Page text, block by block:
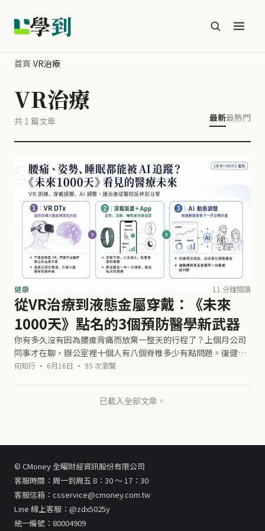
學到
首頁›VR治療
VR治療
共 1 篇文章 最新最熱門
健康 11 分鐘閱讀
從VR治療到液態金屬穿戴：《未來
1000天》點名的3個預防醫學新武器
你有多久沒有因為腰痠背痛而放棄一整天的行程了？上個月公司
同事才在聊，辦公室裡十個人有八個脊椎多少有點問題。復健科
掛號等三週，終於見到醫生，看診五分鐘，拿了一張復健單，回
何知行 · 6月16日 · 95 次瀏覽
已載入全部文章。
© CMoney 全曜財經資訊股份有限公司
客服時間：周一到周五 8：30 ～ 17：30
客服信箱：csservice@cmoney.com.tw
Line 線上客服：@zdx5025y
統一編號：80004909